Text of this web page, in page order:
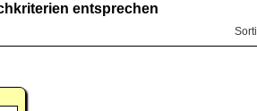
entsprechen